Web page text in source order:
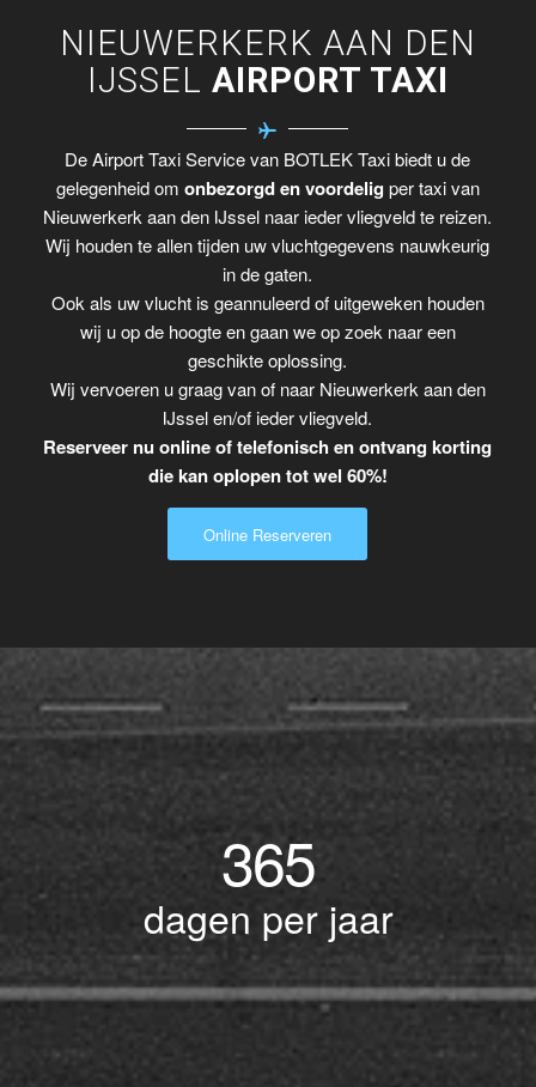
NIEUWERKERK AAN DEN
IJSSEL AIRPORT TAXI
De Airport Taxi Service van BOTLEK Taxi biedt u de
gelegenheid om onbezorgd en voordelig per taxi van
Nieuwerkerk aan den IJssel naar ieder vliegveld te reizen.
Wij houden te allen tijden uw vluchtgegevens nauwkeurig
in de gaten.
Ook als uw vlucht is geannuleerd of uitgeweken houden
wij u op de hoogte en gaan we op zoek naar een
geschikte oplossing.
Wij vervoeren u graag van of naar Nieuwerkerk aan den
IJssel en/of ieder vliegveld.
Reserveer nu online of telefonisch en ontvang korting
die kan oplopen tot wel 60%!
Online Reserveren
365
dagen per jaar